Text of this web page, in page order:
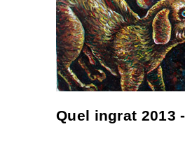
Quel ingrat 2013